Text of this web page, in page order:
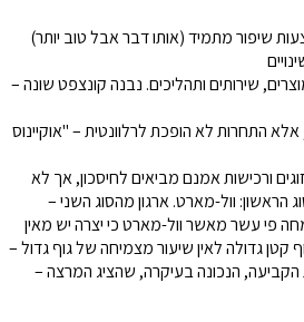
שיפור מתמיד (אותו דבר אבל טוב יותר)
שירותים ותהליכים. נבנה קונצפט שונה –
התחרות לא הופכת לרלוונטית – "אוקיינוס
ורכישות אמנם מביאים לחיסכון, אך לא
הראשון: וול-מארט. ארגון מהסוג השני –
קטן גדולה לאין שיעור מצמיחה של גוף גדול –
הנכונה בעיקרה, שהציג המרצה –